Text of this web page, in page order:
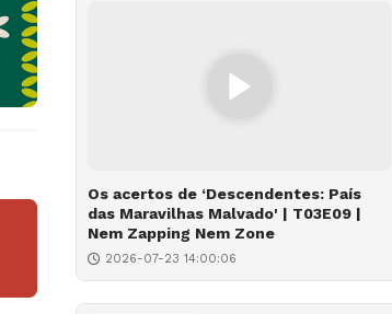
Os acertos de ‘Descendentes: País
das Maravilhas Malvado' | T03E09 |
Nem Zapping Nem Zone
2026-07-23 14:00:06